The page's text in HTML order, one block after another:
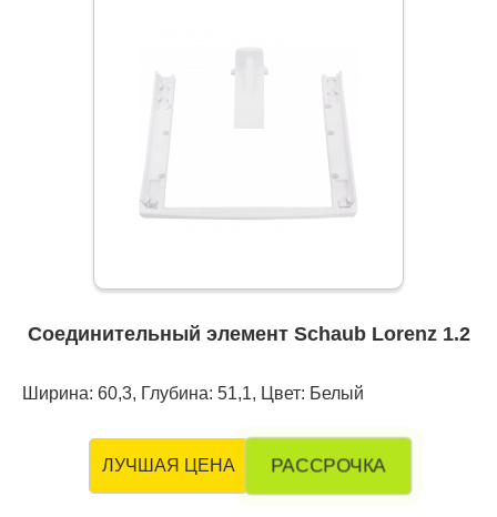
Соединительный элемент Schaub Lorenz 1.2
Ширина: 60,3, Глубина: 51,1, Цвет: Белый
ЛУЧШАЯ ЦЕНА РАССРОЧКА